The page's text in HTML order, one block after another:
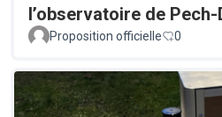
l’observatoire de Pech-
Proposition officielle 0